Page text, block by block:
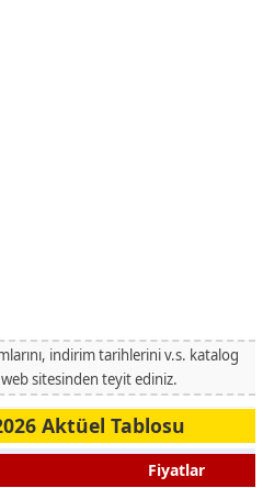
indirim tarihlerini v.s. katalog
sitesinden teyit ediniz.
Aktüel Tablosu
Fiyatlar